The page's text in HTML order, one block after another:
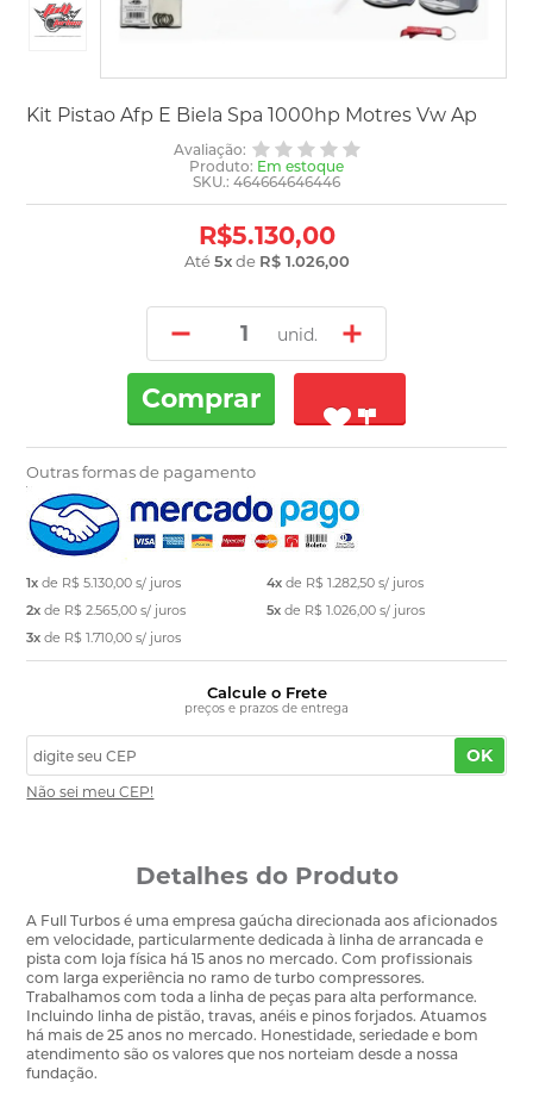
Kit Pistao Afp E Biela Spa 1000hp Motres Vw Ap
Avaliação:
Produto: Em estoque
SKU.: 464664646446
R$5.130,00
Até5xde R$ 1.026,00
unid.
Comprar
Outras formas de pagamento
1xde R$ 5.130,00s/ juros
2xde R$ 2.565,00s/ juros
3xde R$ 1.710,00s/ juros
4x de R$ 1.282,50 s/ juros
5x de R$ 1.026,00 s/ juros
Calcule o Frete
preços e prazos de entrega
OK
Não sei meu CEP!
Detalhes do Produto
A Full Turbos é uma empresa gaúcha direcionada aos aficionados
em velocidade, particularmente dedicada à linha de arrancada e
pista com loja física há 15 anos no mercado. Com profissionais
com larga experiência no ramo de turbo compressores.
Trabalhamos com toda a linha de peças para alta performance.
Incluindo linha de pistão, travas, anéis e pinos forjados. Atuamos
há mais de 25 anos no mercado. Honestidade, seriedade e bom
atendimento são os valores que nos norteiam desde a nossa
fundação.